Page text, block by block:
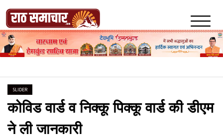
content
Raath Samachar
SLIDER
कोविड वार्ड व निक्कू पिक्कू वार्ड की डीएम
ने ली जानकारी